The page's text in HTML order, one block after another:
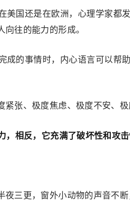
美国还是在欧洲，心理学家
往的能力的形成。
的事情时，内心语言可以帮
张、极度焦虑、极度不安、
相反，它充满了破坏性和攻
三更，窗外小动物的声音不